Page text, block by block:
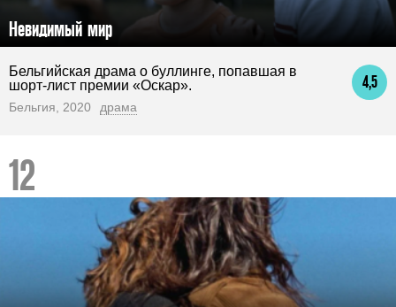
Невидимый мир
4,5
Бельгийская драма о буллинге, попавшая в
шорт-лист премии «Оскар».
Бельгия, 2020 драма